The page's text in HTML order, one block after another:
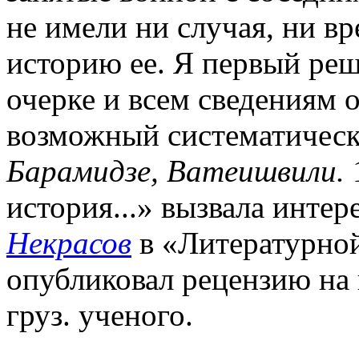
не имели ни случая, ни
историю ее. Я первый
очерке и всем сведениям
возможный
Барамидзе, Ватеишвили.
история...» вызвала
Некрасов в
опубликовал рецензию
груз. ученого.